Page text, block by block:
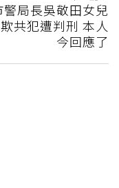
警局長吳敬田女兒
共犯遭判刑 本人
今回應了